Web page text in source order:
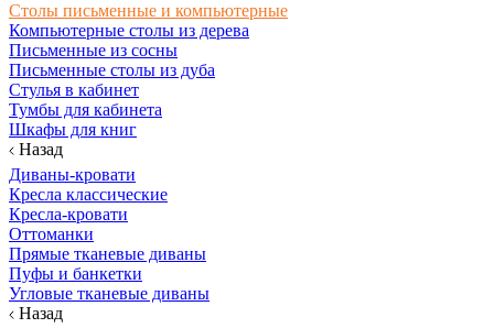
Столы письменные и компьютерные
Компьютерные столы из дерева
Письменные из сосны
Письменные столы из дуба
Стулья в кабинет
Тумбы для кабинета
Шкафы для книг
Назад
Диваны-кровати
Кресла классические
Кресла-кровати
Оттоманки
Прямые тканевые диваны
Пуфы и банкетки
Угловые тканевые диваны
Назад